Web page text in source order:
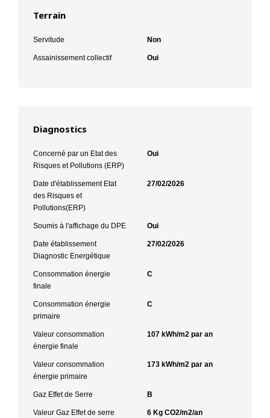
Terrain
Servitude Non
Assainissement collectif Oui
Diagnostics
Concerné par un Etat des
Risques et Pollutions (ERP)
Oui
Date d'établissement Etat
des Risques et
Pollutions(ERP)
27/02/2026
Soumis à l'affichage du DPE Oui
Date établissement
Diagnostic Energétique
27/02/2026
Consommation énergie
finale
C
Consommation énergie
primaire
C
Valeur consommation
énergie finale
107 kWh/m2 par an
Valeur consommation
énergie primaire
173 kWh/m2 par an
Gaz Effet de Serre B
Valeur Gaz Effet de serre 6 Kg CO2/m2/an